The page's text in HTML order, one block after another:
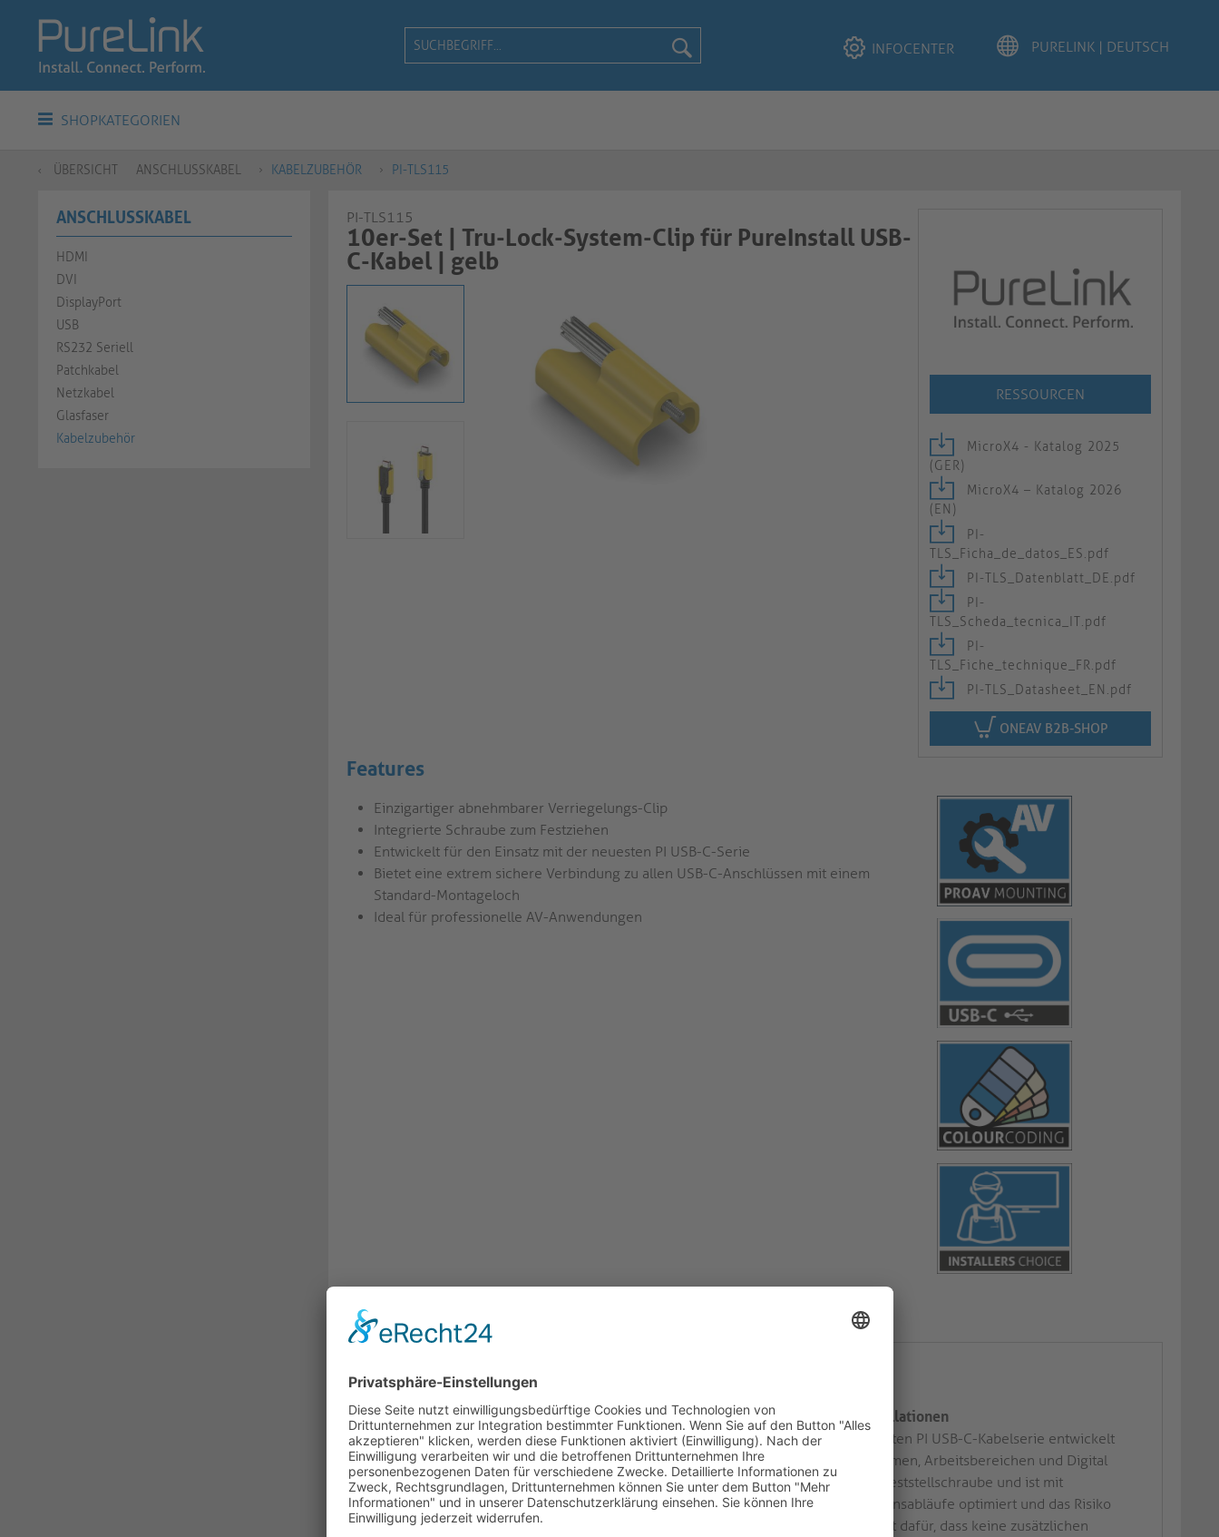
INFOCENTER
SHOPKATEGORIEN
ÜBERSICHT ANSCHLUSSKABEL KABELZUBEHÖR PI-TLS115
ANSCHLUSSKABEL
HDMI
DVI
DisplayPort
USB
RS232 Seriell
Patchkabel
Netzkabel
Glasfaser
Kabelzubehör
PI-TLS115
10er-Set | Tru-Lock-System-Clip für PureInstall USB-
C-Kabel | gelb​​​​​​​
RESSOURCEN
MicroX4 - Katalog 2025
(GER)
MicroX4 – Katalog 2026
(EN)
PI-
TLS_Ficha_de_datos_ES.pdf
PI-TLS_Datenblatt_DE.pdf
PI-
TLS_Scheda_tecnica_IT.pdf
PI-
TLS_Fiche_technique_FR.pdf
PI-TLS_Datasheet_EN.pdf
ONEAV B2B-SHOP
Features
Einzigartiger abnehmbarer Verriegelungs-Clip
Integrierte Schraube zum Festziehen
Entwickelt für den Einsatz mit der neuesten PI USB-C-Serie
Bietet eine extrem sichere Verbindung zu allen USB-C-Anschlüssen mit einem
Standard-Montageloch
Ideal für professionelle AV-Anwendungen
BESCHREIBUNG
Der erste abnehmbare Verriegelungsmechanismus für USB-C
PI-TLS – Abnehmbarer Sicherungsclip: Sichere USB-C-Befestigung für AV-Installationen
Der abnehmbare Sicherungsclip PI-TLS wurde für die Verwendung mit der neuesten PI USB-C-Kabelserie entwickelt
und unterstützt die sichere Integration in AV-Umgebungen wie Besprechungsräumen, Arbeitsbereichen und Digital
Signage. Sein mechanisches Design umfasst eine mit dem Daumen bedienbare Feststellschraube und ist mit
standardmäßigen USB-C-Befestigungslöchern kompatibel, wodurch die Installationsabläufe optimiert und das Risiko
einer versehentlichen Trennung minimiert werden. Die passive Konstruktion sorgt dafür, dass keine zusätzlichen